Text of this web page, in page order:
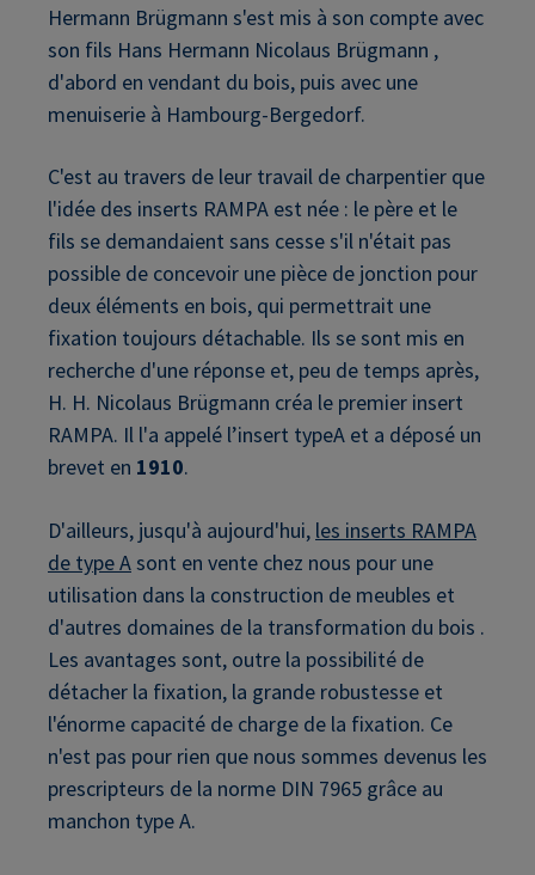
Hermann Brügmann s'est mis à son compte avec
son fils Hans Hermann Nicolaus Brügmann ,
d'abord en vendant du bois, puis avec une
menuiserie à Hambourg-Bergedorf.
C'est au travers de leur travail de charpentier que
l'idée des inserts RAMPA est née : le père et le
fils se demandaient sans cesse s'il n'était pas
possible de concevoir une pièce de jonction pour
deux éléments en bois, qui permettrait une
fixation toujours détachable. Ils se sont mis en
recherche d'une réponse et, peu de temps après,
H. H. Nicolaus Brügmann créa le premier insert
RAMPA. Il l'a appelé l’insert typeA et a déposé un
brevet en 1910.
D'ailleurs, jusqu'à aujourd'hui, les inserts RAMPA
de type Asont en vente chez nous pour une
utilisation dans la construction de meubles et
d'autres domaines de la transformation du bois .
Les avantages sont, outre la possibilité de
détacher la fixation, la grande robustesse et
l'énorme capacité de charge de la fixation. Ce
n'est pas pour rien que nous sommes devenus les
prescripteurs de la norme DIN 7965 grâce au
manchon type A.